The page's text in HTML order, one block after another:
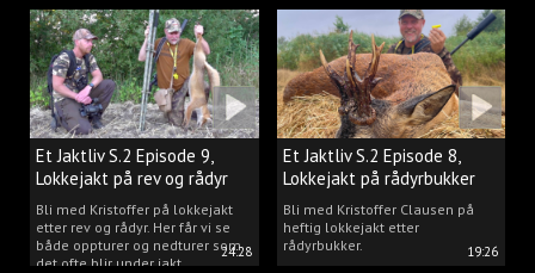
24:28
Et Jaktliv S.2 Episode 9,
Lokkejakt på rev og rådyr
med Kristoffer Clausen
Bli med Kristoffer på lokkejakt
etter rev og rådyr. Her får vi se
både oppturer og nedturer som
det ofte blir under jakt.
19:26
Et Jaktliv S.2 Episode 8,
Lokkejakt på rådyrbukker
2023 nr. 1
Bli med Kristoffer Clausen på
heftig lokkejakt etter
rådyrbukker.